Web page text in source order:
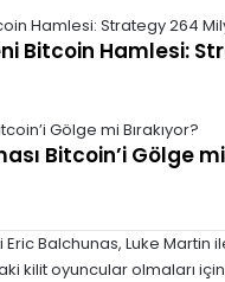
Bitcoin Hamlesi:
Bitcoin’i Gölge mi
Eric Balchunas, Luke
kilit oyuncular olmaları